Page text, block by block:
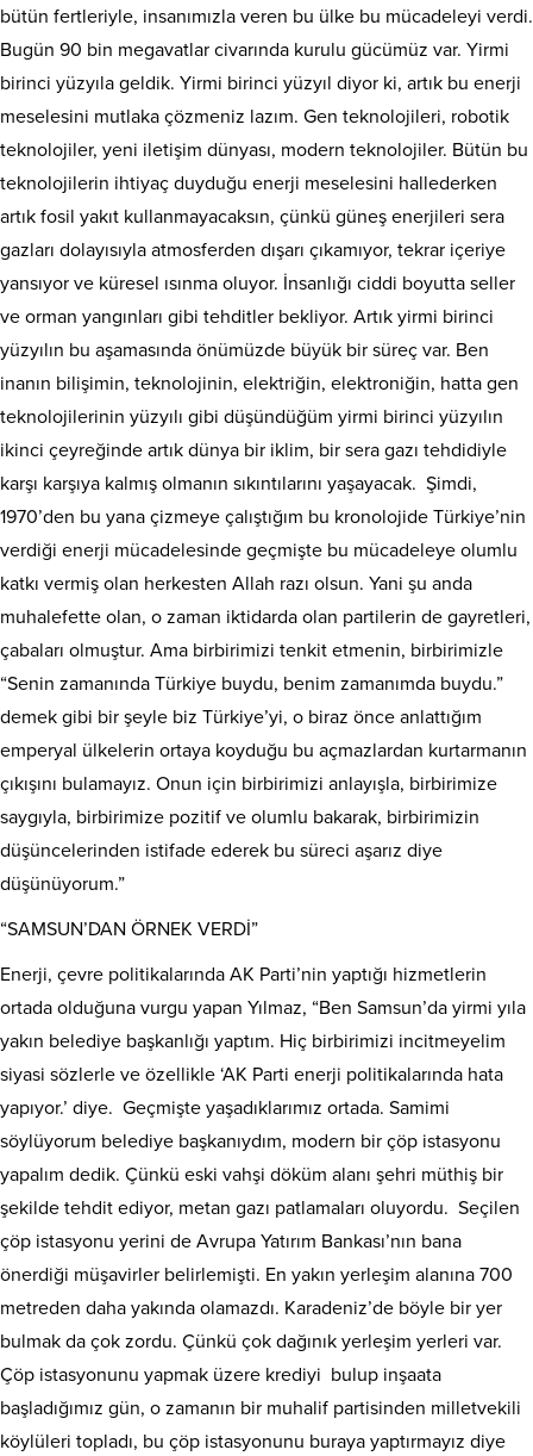
bütün fertleriyle, insanımızla veren bu ülke bu mücadeleyi verdi.
Bugün 90 bin megavatlar civarında kurulu gücümüz var. Yirmi
birinci yüzyıla geldik. Yirmi birinci yüzyıl diyor ki, artık bu enerji
meselesini mutlaka çözmeniz lazım. Gen teknolojileri, robotik
teknolojiler, yeni iletişim dünyası, modern teknolojiler. Bütün bu
teknolojilerin ihtiyaç duyduğu enerji meselesini hallederken
artık fosil yakıt kullanmayacaksın, çünkü güneş enerjileri sera
gazları dolayısıyla atmosferden dışarı çıkamıyor, tekrar içeriye
yansıyor ve küresel ısınma oluyor. İnsanlığı ciddi boyutta seller
ve orman yangınları gibi tehditler bekliyor. Artık yirmi birinci
yüzyılın bu aşamasında önümüzde büyük bir süreç var. Ben
inanın bilişimin, teknolojinin, elektriğin, elektroniğin, hatta gen
teknolojilerinin yüzyılı gibi düşündüğüm yirmi birinci yüzyılın
ikinci çeyreğinde artık dünya bir iklim, bir sera gazı tehdidiyle
karşı karşıya kalmış olmanın sıkıntılarını yaşayacak. Şimdi,
1970’den bu yana çizmeye çalıştığım bu kronolojide Türkiye’nin
verdiği enerji mücadelesinde geçmişte bu mücadeleye olumlu
katkı vermiş olan herkesten Allah razı olsun. Yani şu anda
muhalefette olan, o zaman iktidarda olan partilerin de gayretleri,
çabaları olmuştur. Ama birbirimizi tenkit etmenin, birbirimizle
“Senin zamanında Türkiye buydu, benim zamanımda buydu.”
demek gibi bir şeyle biz Türkiye’yi, o biraz önce anlattığım
emperyal ülkelerin ortaya koyduğu bu açmazlardan kurtarmanın
çıkışını bulamayız. Onun için birbirimizi anlayışla, birbirimize
saygıyla, birbirimize pozitif ve olumlu bakarak, birbirimizin
düşüncelerinden istifade ederek bu süreci aşarız diye
düşünüyorum.”
“SAMSUN’DAN ÖRNEK VERDİ”
Enerji, çevre politikalarında AK Parti’nin yaptığı hizmetlerin
ortada olduğuna vurgu yapan Yılmaz, “Ben Samsun’da yirmi yıla
yakın belediye başkanlığı yaptım. Hiç birbirimizi incitmeyelim
siyasi sözlerle ve özellikle ‘AK Parti enerji politikalarında hata
yapıyor.’ diye. Geçmişte yaşadıklarımız ortada. Samimi
söylüyorum belediye başkanıydım, modern bir çöp istasyonu
yapalım dedik. Çünkü eski vahşi döküm alanı şehri müthiş bir
şekilde tehdit ediyor, metan gazı patlamaları oluyordu. Seçilen
çöp istasyonu yerini de Avrupa Yatırım Bankası’nın bana
önerdiği müşavirler belirlemişti. En yakın yerleşim alanına 700
metreden daha yakında olamazdı. Karadeniz’de böyle bir yer
bulmak da çok zordu. Çünkü çok dağınık yerleşim yerleri var.
Çöp istasyonunu yapmak üzere krediyi bulup inşaata
başladığımız gün, o zamanın bir muhalif partisinden milletvekili
köylüleri topladı, bu çöp istasyonunu buraya yaptırmayız diye